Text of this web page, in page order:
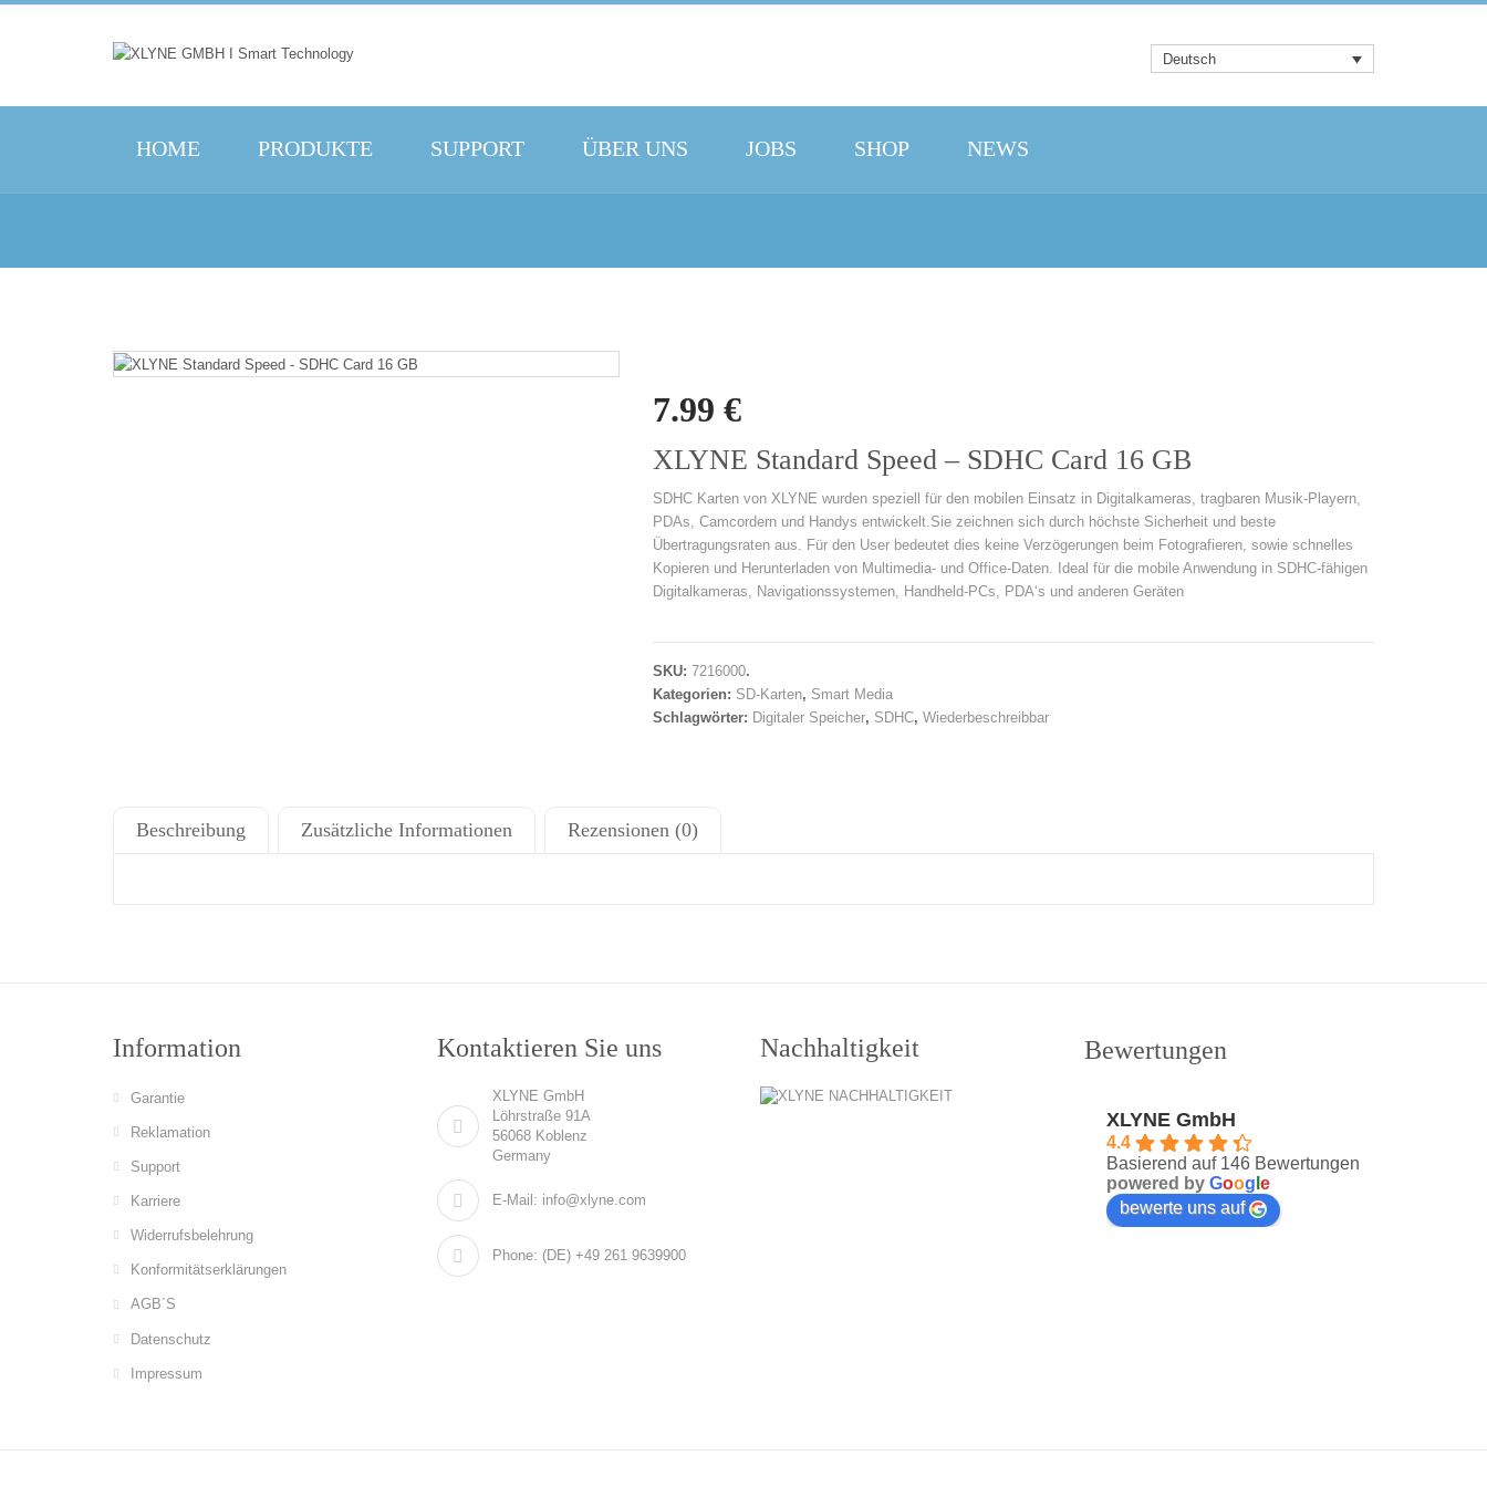
Deutsch
HOME PRODUKTE SUPPORT ÜBER UNS JOBS SHOP NEWS
7.99 €
XLYNE Standard Speed – SDHC Card 16 GB
SDHC Karten von XLYNE wurden speziell für den mobilen Einsatz in Digitalkameras, tragbaren Musik-Playern,
PDAs, Camcordern und Handys entwickelt.Sie zeichnen sich durch höchste Sicherheit und beste
Übertragungsraten aus. Für den User bedeutet dies keine Verzögerungen beim Fotografieren, sowie schnelles
Kopieren und Herunterladen von Multimedia- und Office-Daten. Ideal für die mobile Anwendung in SDHC-fähigen
Digitalkameras, Navigationssystemen, Handheld-PCs, PDA‘s und anderen Geräten
SKU: 7216000.
Kategorien: SD-Karten, Smart Media
Schlagwörter: Digitaler Speicher, SDHC, Wiederbeschreibbar
Beschreibung Zusätzliche Informationen Rezensionen (0)
Information
Garantie
Reklamation
Support
Karriere
Widerrufsbelehrung
Konformitätserklärungen
AGB´S
Datenschutz
Impressum
Kontaktieren Sie uns
XLYNE GmbH
Löhrstraße 91A
56068 Koblenz
Germany
E-Mail: info@xlyne.com
Phone: (DE) +49 261 9639900
Nachhaltigkeit Bewertungen
XLYNE GmbH
4.4
Basierend auf 146 Bewertungen
powered by Goog e
bewerte uns auf